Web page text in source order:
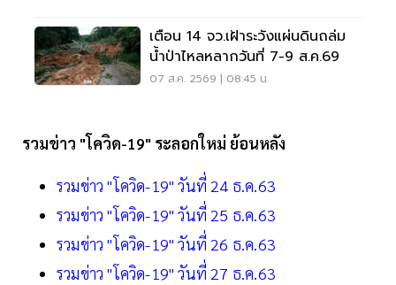
เตือน 14 จว.เฝ้าระวังแผ่นดินถล่ม
น้ำป่าไหลหลากวันที่ 7-9 ส.ค.69
07 ส.ค. 2569 | 08:45 น.
รวมข่าว "โควิด-19" ระลอกใหม่ ย้อนหลัง
รวมข่าว "โควิด-19" วันที่ 24 ธ.ค.63
รวมข่าว "โควิด-19" วันที่ 25 ธ.ค.63
รวมข่าว "โควิด-19" วันที่ 26 ธ.ค.63
รวมข่าว "โควิด-19" วันที่ 27 ธ.ค.63